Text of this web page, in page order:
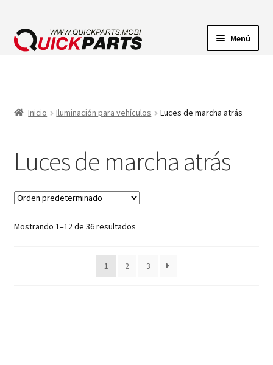
Menú
CLAXONES
Inicio Iluminación para vehículos Luces de marcha atrás
Luces de marcha atrás
Mostrando 1–12 de 36 resultados
1 2 3